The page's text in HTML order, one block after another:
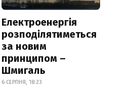
Електроенергія
розподілятиметься
за новим
принципом –
Шмигаль
6 СЕРПНЯ, 18:23